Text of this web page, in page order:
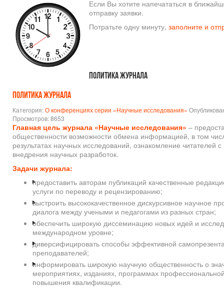
Если Вы хотите напечататься в
отправку заявки.
Потратьте одну минуту, заполните и
Политика журнала
Политика журнала
Категория:О конференциях серии «Научные исследования»
Просмотров: 8653
Главная цель журнала «Научные исследования» –
общественности возможности обмена информацией, в том
результатах научных исследований, ознакомление
внедрения научных разработок.
Задачи журнала:
предоставить авторам публикаций качественные
услуги по переводу и рецензированию;
выстроить высококачественное дискурсивное научное
диалога между учеными и педагогами из разных стран;
обеспечить широкую диссеминацию новых идей и
международном уровне;
диверсифицировать способы эффективной
преподавателей;
информировать широкую научную общественность о
мероприятиях, изданиях, программах
повышения квалификации.